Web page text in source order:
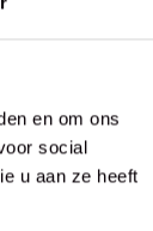
en om ons
social
u aan ze heeft